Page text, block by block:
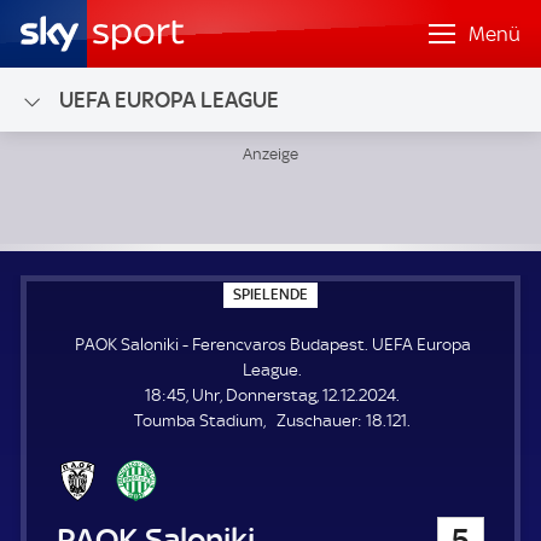
Menü
UEFA EUROPA LEAGUE
SPIELENDE
P
E
N
D
E
PAOK Saloniki - Ferencvaros Budapest. UEFA Europa
League.
18:45, Uhr, Donnerstag, 12.12.2024.
Toumba Stadium
Zuschauer: Z
18.121.